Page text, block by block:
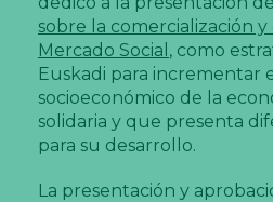
sobre la comercialización
Mercado Social , como
Euskadi para incrementar
socioeconómico de la
solidaria y que presenta
para su desarrollo.
La presentación y